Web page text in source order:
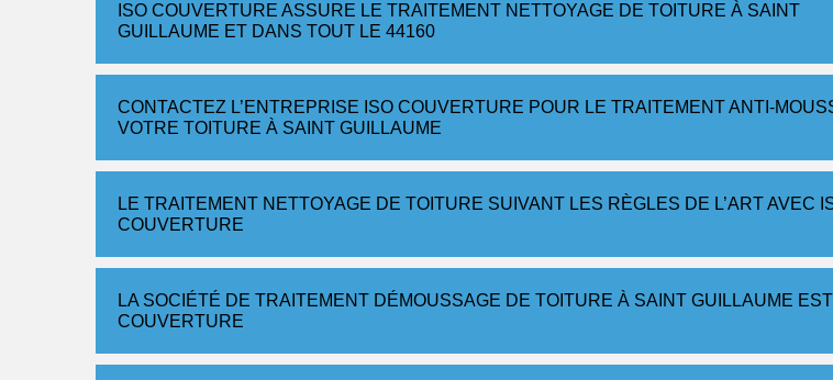
ISO COUVERTURE ASSURE LE TRAITEMENT NETTOYAGE DE TOITURE À SAINT
GUILLAUME ET DANS TOUT LE 44160
CONTACTEZ L’ENTREPRISE ISO COUVERTURE POUR LE TRAITEMENT ANTI-
VOTRE TOITURE À SAINT GUILLAUME
LE TRAITEMENT NETTOYAGE DE TOITURE SUIVANT LES RÈGLES DE L’ART AVEC
COUVERTURE
LA SOCIÉTÉ DE TRAITEMENT DÉMOUSSAGE DE TOITURE À SAINT GUILLAUME
COUVERTURE